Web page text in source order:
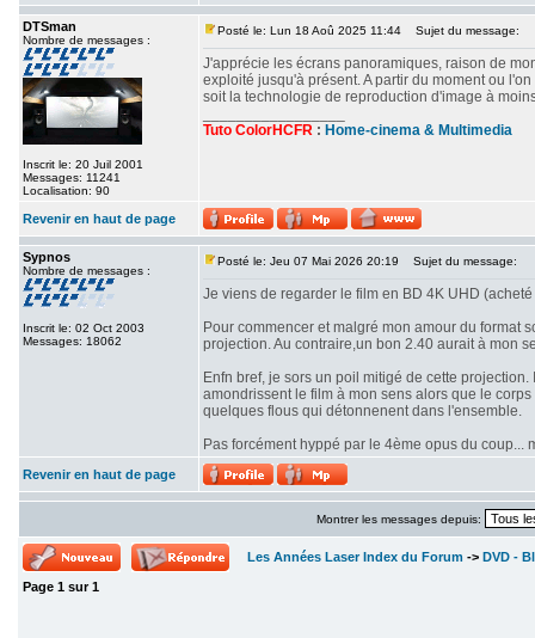
DTSman
Nombre de messages :
Inscrit le: 20 Juil 2001
Messages: 11241
Localisation: 90
Posté le: Lun 18 Aoû 2025 11:44 Sujet du message:
J'apprécie les écrans panoramiques, raison de
exploité jusqu'à présent. A partir du moment ou
soit la technologie de reproduction d'image à
Tuto ColorHCFR : Home-cinema & Multimedia
Revenir en haut de page
Sypnos
Nombre de messages :
Inscrit le: 02 Oct 2003
Messages: 18062
Posté le: Jeu 07 Mai 2026 20:19 Sujet du message:
Je viens de regarder le film en BD 4K UHD
Pour commencer et malgré mon amour du format
projection. Au contraire,un bon 2.40 aurait à mon
Enfn bref, je sors un poil mitigé de cette
amondrissent le film à mon sens alors que le
quelques flous qui détonnenent dans l'ensemble.
Pas forcément hyppé par le 4ème opus du
Revenir en haut de page
Montrer les messages depuis:
Les Années Laser Index du Forum -> DVD -
Page 1 sur1